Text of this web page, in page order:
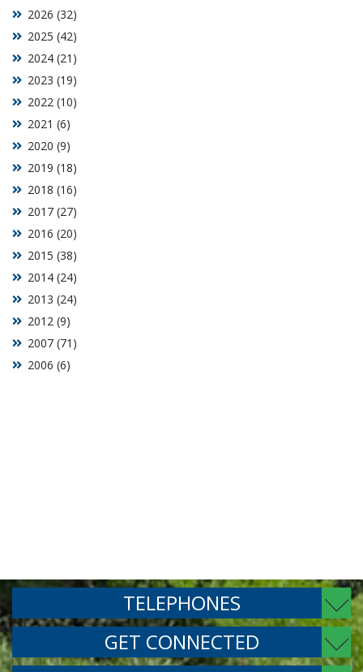
2006 (6)
2007 (71)
2012 (9)
2013 (24)
2014 (24)
2015 (38)
2016 (20)
2017 (27)
2018 (16)
2019 (18)
2020 (9)
2021 (6)
2022 (10)
2023 (19)
2024 (21)
2025 (42)
2026 (32)
TELEPHONES
GET CONNECTED